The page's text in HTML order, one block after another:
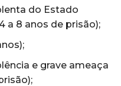
do Estado
a 8 anos de prisão);
e grave ameaça